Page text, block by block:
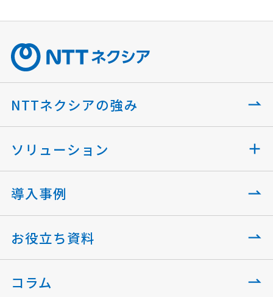
NTTネクシアの強み
ソリューション
導入事例
お役立ち資料
コラム